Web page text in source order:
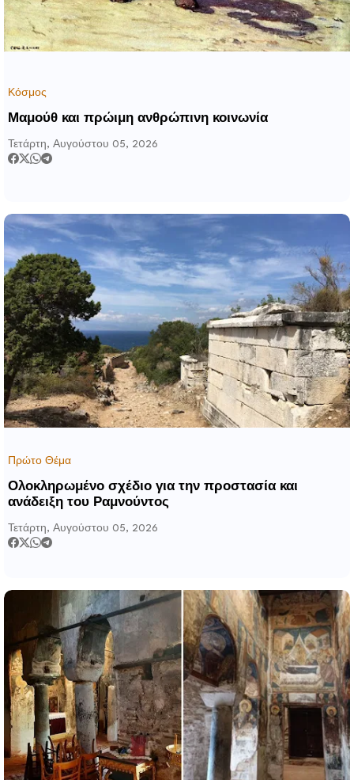
Κόσμος
Μαμούθ και πρώιμη ανθρώπινη κοινωνία
Τετάρτη, Αυγούστου 05, 2026
Πρώτο Θέμα
Ολοκληρωμένο σχέδιο για την προστασία και
ανάδειξη του Ραμνούντος
Τετάρτη, Αυγούστου 05, 2026